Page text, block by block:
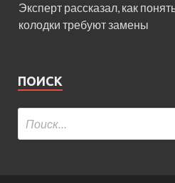
Эксперт рассказал, как
колодки требуют замены
ПОИСК